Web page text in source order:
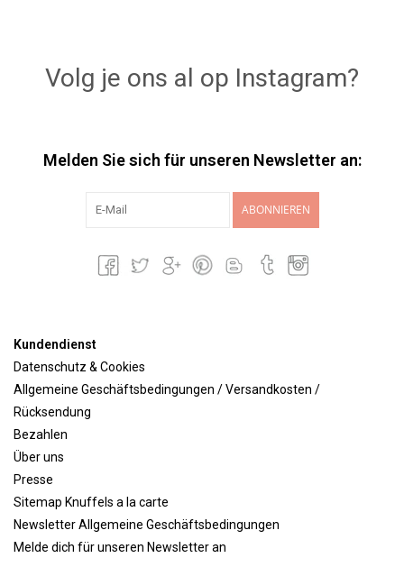
Volg je ons al op Instagram?
Melden Sie sich für unseren Newsletter an:
ABONNIEREN
Kundendienst
Datenschutz & Cookies
Allgemeine Geschäftsbedingungen / Versandkosten /
Rücksendung
Bezahlen
Über uns
Presse
Sitemap Knuffels a la carte
Newsletter Allgemeine Geschäftsbedingungen
Melde dich für unseren Newsletter an